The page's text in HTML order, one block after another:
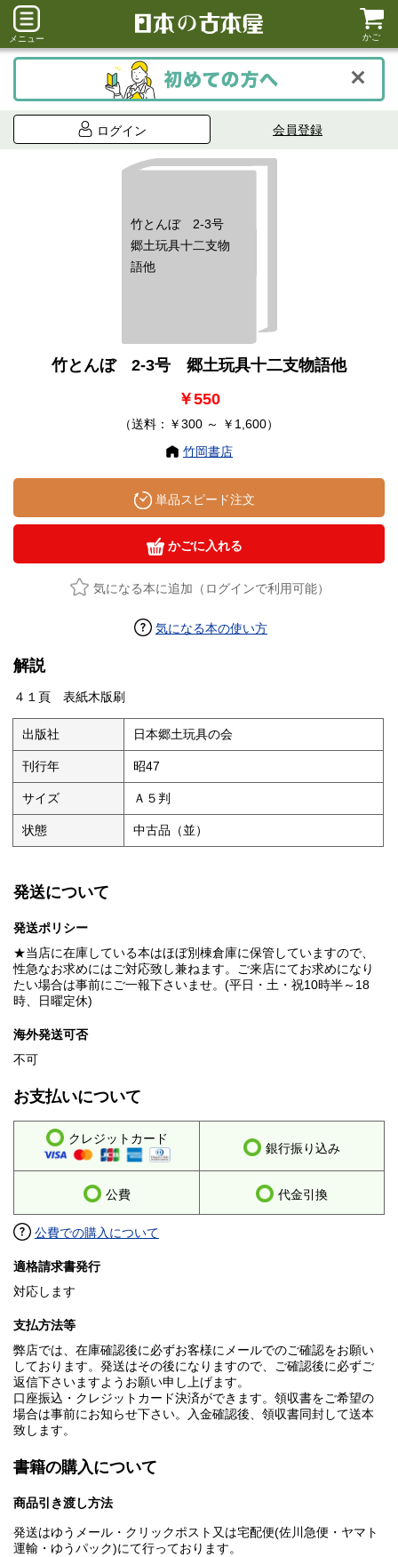
メニュー かご
ログイン 会員登録
竹とんぼ 2-3号
郷土玩具十二支物
語他
竹とんぼ 2-3号 郷土玩具十二支物語他
￥550
（送料：￥300 ～ ￥1,600）
竹岡書店
単品スピード注文
かごに入れる
気になる本に追加（ログインで利用可能）
気になる本の使い方
解説
４１頁 表紙木版刷
出版社 日本郷土玩具の会
刊行年 昭47
サイズ Ａ５判
状態 中古品（並）
発送について
発送ポリシー
★当店に在庫している本はほぼ別棟倉庫に保管していますので、
性急なお求めにはご対応致し兼ねます。ご来店にてお求めになり
たい場合は事前にご一報下さいませ。(平日・土・祝10時半～18
時、日曜定休)
海外発送可否
不可
お支払いについて
クレジットカード
銀行振り込み
公費 代金引換
公費での購入について
適格請求書発行
対応します
支払方法等
弊店では、在庫確認後に必ずお客様にメールでのご確認をお願い
しております。発送はその後になりますので、ご確認後に必ずご
返信下さいますようお願い申し上げます。
口座振込・クレジットカード決済ができます。領収書をご希望の
場合は事前にお知らせ下さい。入金確認後、領収書同封して送本
致します。
書籍の購入について
商品引き渡し方法
発送はゆうメール・クリックポスト又は宅配便(佐川急便・ヤマト
運輸・ゆうパック)にて行っております。